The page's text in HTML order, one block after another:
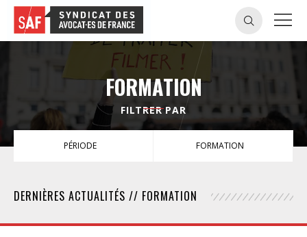
FORMATION
FILTRER PAR
PÉRIODE FORMATION
DERNIÈRES ACTUALITÉS // FORMATION